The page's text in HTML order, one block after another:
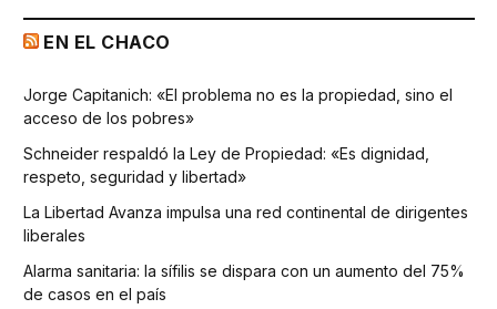
EN EL CHACO
Jorge Capitanich: «El problema no es la propiedad, sino el
acceso de los pobres»
Schneider respaldó la Ley de Propiedad: «Es dignidad,
respeto, seguridad y libertad»
La Libertad Avanza impulsa una red continental de dirigentes
liberales
Alarma sanitaria: la sífilis se dispara con un aumento del 75%
de casos en el país